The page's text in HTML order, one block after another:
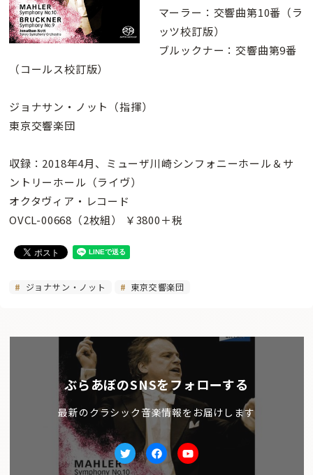
マーラー：交響曲第10番（ラ
ッツ校訂版）
ブルックナー：交響曲第9番
（コールス校訂版）
ジョナサン・ノット（指揮）
東京交響楽団
収録：2018年4月、ミューザ川崎シンフォニーホール＆サ
ントリーホール（ライヴ）
オクタヴィア・レコード
OVCL-00668（2枚組） ￥3800＋税
ジョナサン・ノット 東京交響楽団
ぶらあぼのSNSをフォローする
最新のクラシック音楽情報をお届けします
TwitterfacebookYoutube